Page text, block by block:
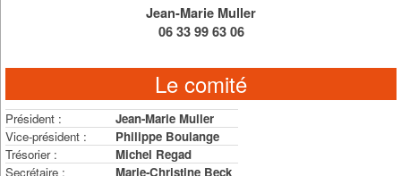
Jean-Marie Muller
06 33 99 63 06
Le comité
Président :
Jean-Marie Muller
Vice-président :
Philippe Boulange
Trésorier :
Michel Regad
Secrétaire :
Marie-Christine Beck